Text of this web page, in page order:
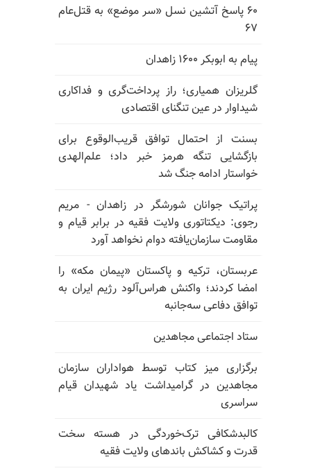
۶۰ پاسخ آتشین نسل «سر موضع» به قتل‌عام
۶۷
پیام به ابوبکر ۱۶۰۰ زاهدان
گلریزان همیاری؛ راز پرداخت‌گری و فداکاری
شیداوار در عین تنگنای اقتصادی
بسنت از احتمال توافق قریب‌الوقوع برای
بازگشایی تنگه هرمز خبر داد؛ علم‌الهدی
خواستار ادامه جنگ شد
پراتیک جوانان شورشگر در زاهدان - مریم
رجوی: دیکتاتوری ولایت فقیه در برابر قیام و
مقاومت سازمان‌یافته دوام نخواهد آورد
عربستان، ترکیه و پاکستان «پیمان مکه» را
امضا کردند؛ واکنش هراس‌آلود رژیم ایران به
توافق دفاعی سه‌جانبه
ستاد اجتماعی مجاهدین
برگزاری میز کتاب توسط هواداران سازمان
مجاهدین در گرامیداشت یاد شهیدان قیام
سراسری
کالبدشکافی ترک‌خوردگی در هسته سخت
قدرت و کشاکش باندهای ولایت فقیه